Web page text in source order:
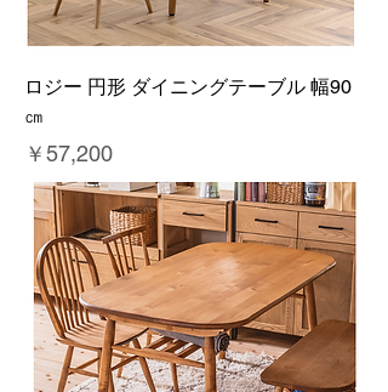
ロジー 円形 ダイニングテーブル 幅90
㎝
価格
￥57,200